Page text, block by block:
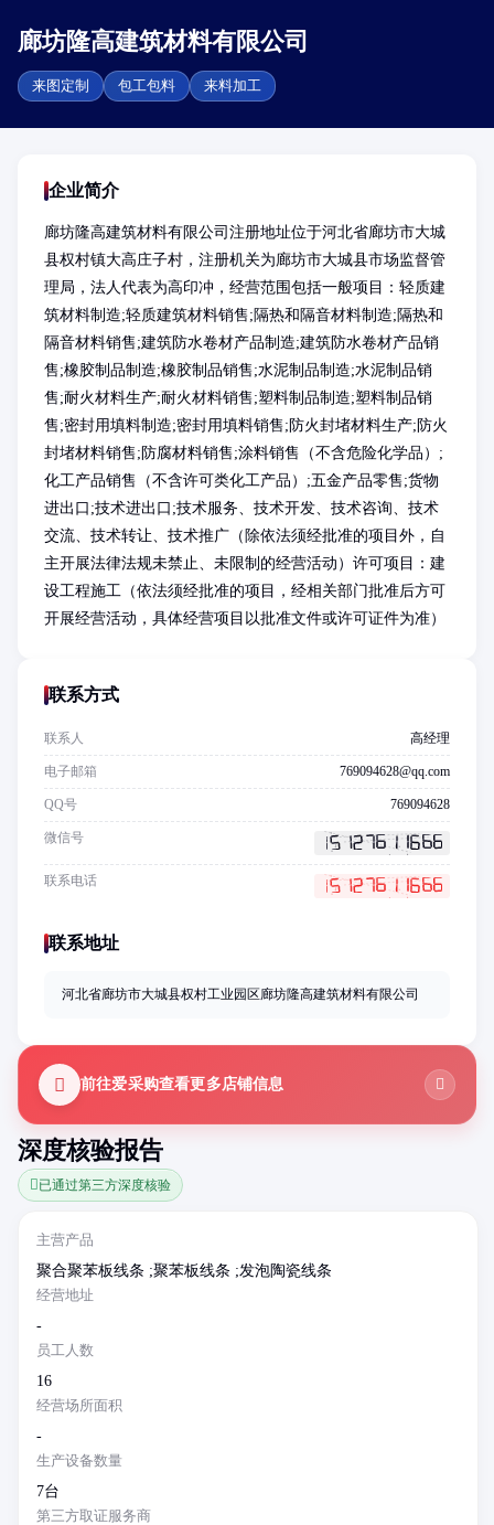
廊坊隆高建筑材料有限公司
来图定制 包工包料 来料加工
深度核验报告
已通过第三方深度核验
主营产品
聚合聚苯板线条 ;聚苯板线条 ;发泡陶瓷线条
经营地址
-
员工人数
16
经营场所面积
-
生产设备数量
7台
第三方取证服务商
企业简介
廊坊隆高建筑材料有限公司注册地址位于河北省廊坊市大城
县权村镇大高庄子村，注册机关为廊坊市大城县市场监督管
理局，法人代表为高印冲，经营范围包括一般项目：轻质建
筑材料制造;轻质建筑材料销售;隔热和隔音材料制造;隔热和
隔音材料销售;建筑防水卷材产品制造;建筑防水卷材产品销
售;橡胶制品制造;橡胶制品销售;水泥制品制造;水泥制品销
售;耐火材料生产;耐火材料销售;塑料制品制造;塑料制品销
售;密封用填料制造;密封用填料销售;防火封堵材料生产;防火
封堵材料销售;防腐材料销售;涂料销售（不含危险化学品）;
化工产品销售（不含许可类化工产品）;五金产品零售;货物
进出口;技术进出口;技术服务、技术开发、技术咨询、技术
交流、技术转让、技术推广（除依法须经批准的项目外，自
主开展法律法规未禁止、未限制的经营活动）许可项目：建
设工程施工（依法须经批准的项目，经相关部门批准后方可
开展经营活动，具体经营项目以批准文件或许可证件为准）
联系方式
联系人 高经理
电子邮箱 769094628@qq.com
QQ号 769094628
微信号
联系电话
联系地址
河北省廊坊市大城县权村工业园区廊坊隆高建筑材料有限公司
前往爱采购查看更多店铺信息